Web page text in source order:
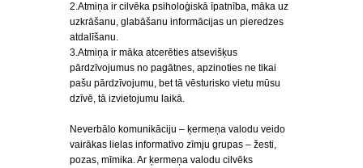
2.Atmiņa ir cilvēka psiholoģiskā īpatnība, māka uz
uzkrāšanu, glabāšanu informācijas un pieredzes
atdalīšanu.
3.Atmiņa ir māka atcerēties atsevišķus
pārdzīvojumus no pagātnes, apzinoties ne tikai
pašu pārdzīvojumu, bet tā vēsturisko vietu mūsu
dzīvē, tā izvietojumu laikā.
Neverbālo komunikāciju – ķermeņa valodu veido
vairākas lielas informatīvo zīmju grupas – žesti,
pozas, mīmika. Ar ķermeņa valodu cilvēks